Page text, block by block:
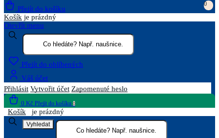
Přejít do košíku
0
Košík je prázdný
Otevřít menu
Přejít do oblíbených
Váš účet
Přihlásit Vytvořit účet Zapomenuté heslo
0 Kč Přejít do košíku 0
Košík je prázdný
Vyhledat